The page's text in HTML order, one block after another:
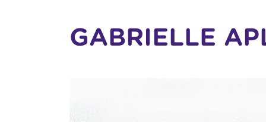
GABRIELLE